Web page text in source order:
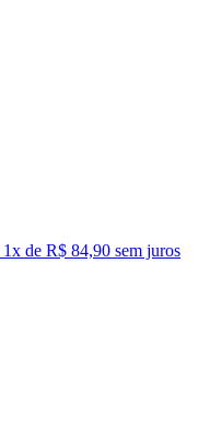
1x de R$ 84,90 sem juros